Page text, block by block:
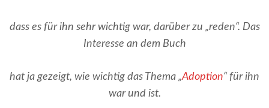
dass es für ihn sehr wichtig war, darüber zu „reden“. Das
Interesse an dem Buch
hat ja gezeigt, wie wichtig das Thema „Adoption“ für ihn
war und ist.